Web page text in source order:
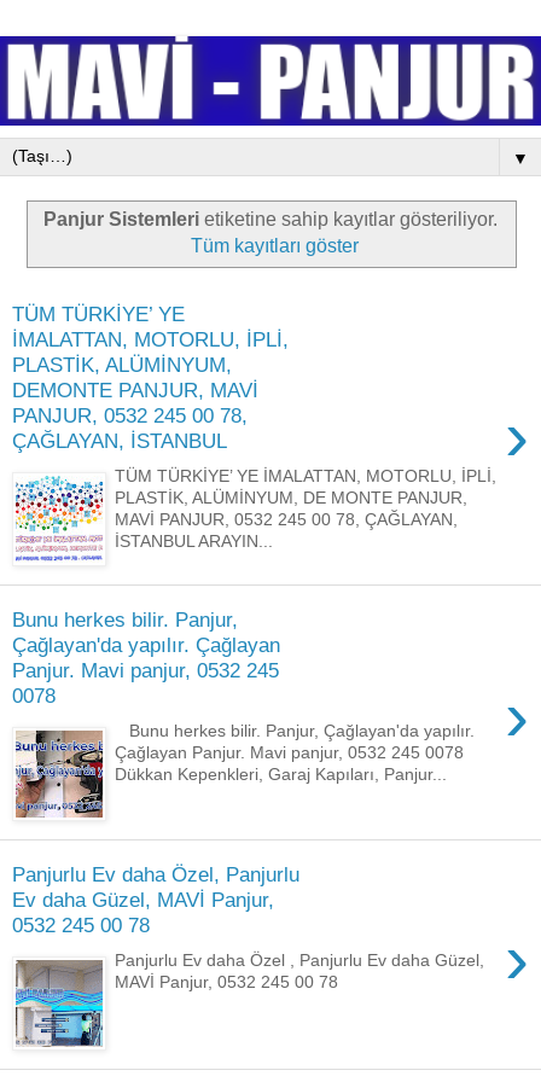
▼
Panjur Sistemleri etiketine sahip kayıtlar gösteriliyor.
Tüm kayıtları göster
TÜM TÜRKİYE’ YE
İMALATTAN, MOTORLU, İPLİ,
PLASTİK, ALÜMİNYUM,
DEMONTE PANJUR, MAVİ
PANJUR, 0532 245 00 78,
ÇAĞLAYAN, İSTANBUL
›
TÜM TÜRKİYE’ YE İMALATTAN, MOTORLU, İPLİ,
PLASTİK, ALÜMİNYUM, DE MONTE PANJUR,
MAVİ PANJUR, 0532 245 00 78, ÇAĞLAYAN,
İSTANBUL ARAYIN...
Bunu herkes bilir. Panjur,
Çağlayan'da yapılır. Çağlayan
Panjur. Mavi panjur, 0532 245
0078
›
Bunu herkes bilir. Panjur, Çağlayan'da yapılır.
Çağlayan Panjur. Mavi panjur, 0532 245 0078
Dükkan Kepenkleri, Garaj Kapıları, Panjur...
Panjurlu Ev daha Özel, Panjurlu
Ev daha Güzel, MAVİ Panjur,
0532 245 00 78
›
Panjurlu Ev daha Özel , Panjurlu Ev daha Güzel,
MAVİ Panjur, 0532 245 00 78